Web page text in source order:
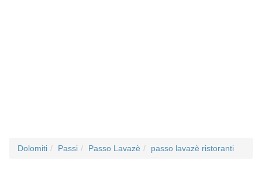
Dolomiti Passi Passo Lavazè passo lavazè ristoranti